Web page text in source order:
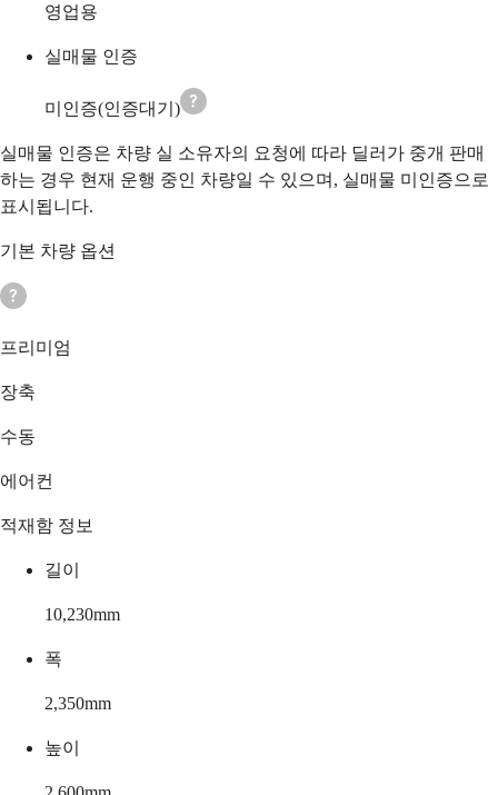
영업용
실매물 인증
미인증(인증대기)
실매물 인증은 차량 실 소유자의 요청에 따라 딜러가 중개 판매
하는 경우 현재 운행 중인 차량일 수 있으며, 실매물 미인증으로
표시됩니다.
기본 차량 옵션
프리미엄
장축
수동
에어컨
적재함 정보
길이
10,230mm
폭
2,350mm
높이